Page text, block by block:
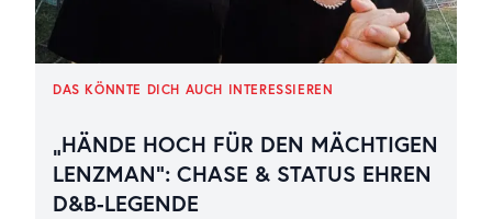
DAS KÖNNTE DICH AUCH INTERESSIEREN
„HÄNDE HOCH FÜR DEN MÄCHTIGEN
LENZMAN“: CHASE & STATUS EHREN
D&B-LEGENDE